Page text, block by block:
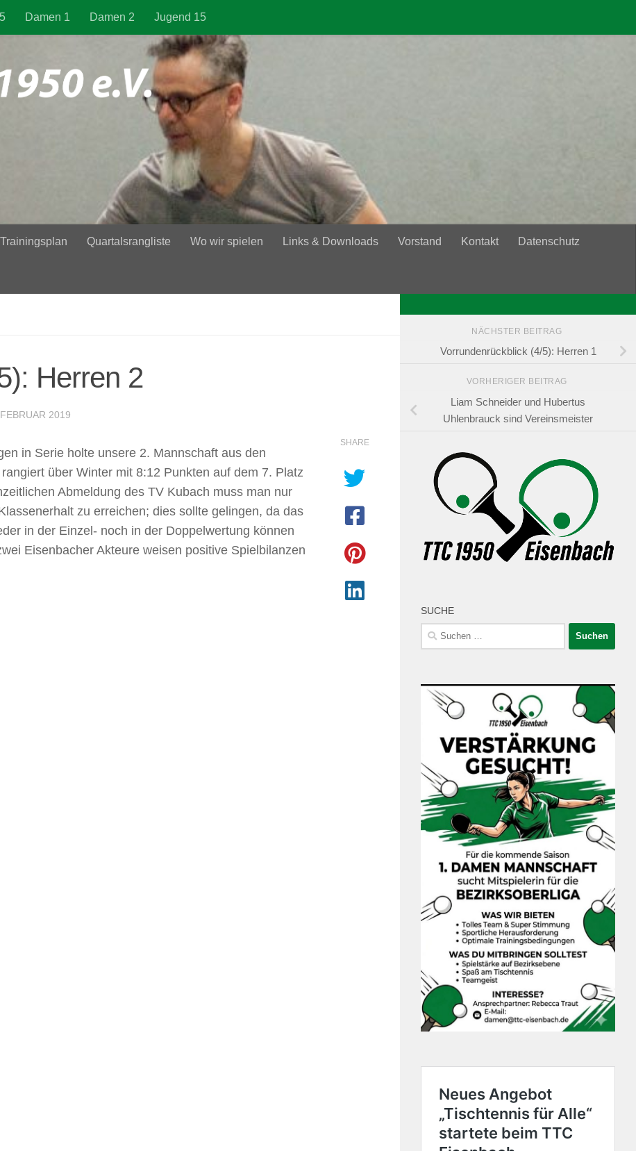
Damen 1 Damen 2 Jugend 15
Quartalsrangliste Wo wir spielen Links & Downloads Vorstand Kontakt Datenschutz
Herren 2
2019
in Serie holte unsere 2. Mannschaft aus den
über Winter mit 8:12 Punkten auf dem 7. Platz
Abmeldung des TV Kubach muss man nur
zu erreichen; dies sollte gelingen, da das
in der Einzel- noch in der Doppelwertung können
Eisenbacher Akteure weisen positive Spielbilanzen
SHARE
NÄCHSTER BEITRAG
Vorrundenrückblick (4/5): Herren 1
VORHERIGER BEITRAG
Liam Schneider und Hubertus
Uhlenbrauck sind Vereinsmeister
SUCHE
Suchen
nach: